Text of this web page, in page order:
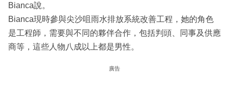
Bianca說。
Bianca現時參與尖沙咀雨水排放系統改善工程，她的角色
是工程師，需要與不同的夥伴合作，包括判頭、同事及供應
商等，這些人物八成以上都是男性。
廣告